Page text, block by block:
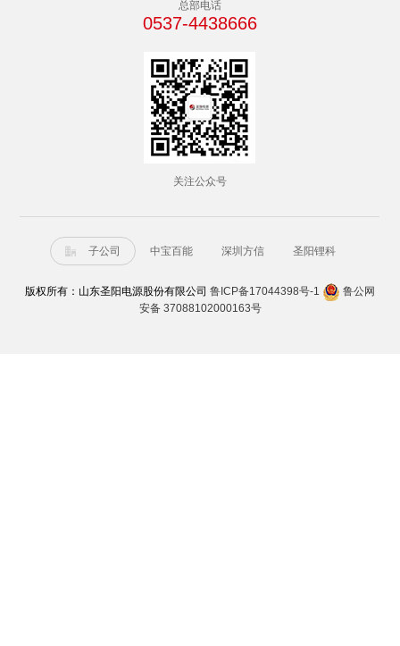
总部电话
0537-4438666
关注公众号
 子公司 中宝百能 深圳方信 圣阳锂科
版权所有：山东圣阳电源股份有限公司 鲁ICP备17044398号-1
鲁公网
安备 37088102000163号